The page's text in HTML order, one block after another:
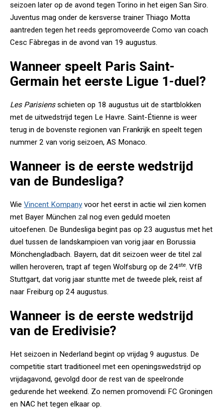
seizoen later op de avond tegen Torino in het eigen San Siro.
Juventus mag onder de kersverse trainer Thiago Motta
aantreden tegen het reeds gepromoveerde Como van coach
Cesc Fàbregas in de avond van 19 augustus.
Wanneer speelt Paris Saint-
Germain het eerste Ligue 1-duel?
Les Parisiensschieten op 18 augustus uit de startblokken
met de uitwedstrijd tegen Le Havre. Saint-Étienne is weer
terug in de bovenste regionen van Frankrijk en speelt tegen
nummer 2 van vorig seizoen, AS Monaco.
Wanneer is de eerste wedstrijd
van de Bundesliga?
Wie Vincent Kompany voor het eerst in actie wil zien komen
met Bayer München zal nog even geduld moeten
uitoefenen. De Bundesliga begint pas op 23 augustus met het
duel tussen de landskampioen van vorig jaar en Borussia
Mönchengladbach. Bayern, dat dit seizoen weer de titel zal
willen heroveren, trapt af tegen Wolfsburg op de 24ste. VfB
Stuttgart, dat vorig jaar stuntte met de tweede plek, reist af
naar Freiburg op 24 augustus.
Wanneer is de eerste wedstrijd
van de Eredivisie?
Het seizoen in Nederland begint op vrijdag 9 augustus. De
competitie start traditioneel met een openingswedstrijd op
vrijdagavond, gevolgd door de rest van de speelronde
gedurende het weekend. Zo nemen promovendi FC Groningen
en NAC het tegen elkaar op.